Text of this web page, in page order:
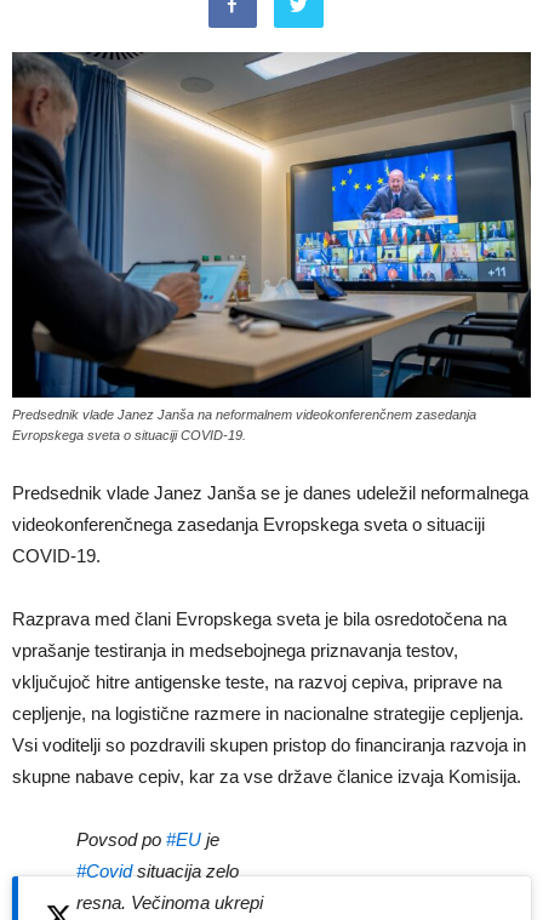
Predsednik vlade Janez Janša na neformalnem videokonferenčnem zasedanja
Evropskega sveta o situaciji COVID-19.
Predsednik vlade Janez Janša se je danes udeležil neformalnega
videokonferenčnega zasedanja Evropskega sveta o situaciji
COVID-19.
Razprava med člani Evropskega sveta je bila osredotočena na
vprašanje testiranja in medsebojnega priznavanja testov,
vključujoč hitre antigenske teste, na razvoj cepiva, priprave na
cepljenje, na logistične razmere in nacionalne strategije cepljenja.
Vsi voditelji so pozdravili skupen pristop do financiranja razvoja in
skupne nabave cepiv, kar za vse države članice izvaja Komisija.
Povsod po #EU je
#Covidsituacija zelo
resna. Večinoma ukrepi